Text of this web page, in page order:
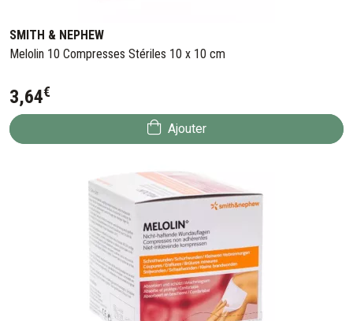
SMITH & NEPHEW
Melolin 10 Compresses Stériles 10 x 10 cm
3,64€
Ajouter